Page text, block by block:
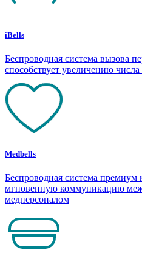
iBells
Беспроводная система вызова
способствует увеличению
Medbells
Беспроводная система премиум
мгновенную коммуникацию
медперсоналом